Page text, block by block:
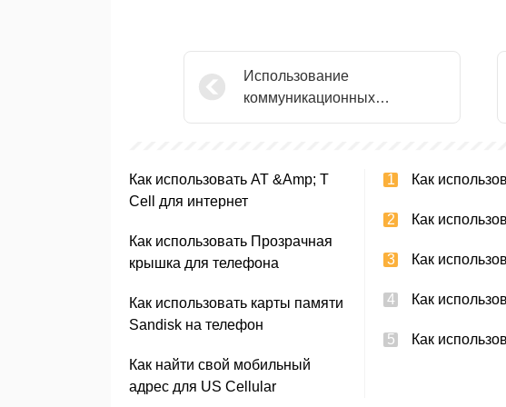
Использование
коммуникационных
технологий в Мультимедиа
Как использовать AT &Amp; T
Cell для интернет
Как использовать Прозрачная
крышка для телефона
Как использовать карты памяти
Sandisk на телефон
Как найти свой мобильный
адрес для US Cellular
Как
Как
Как